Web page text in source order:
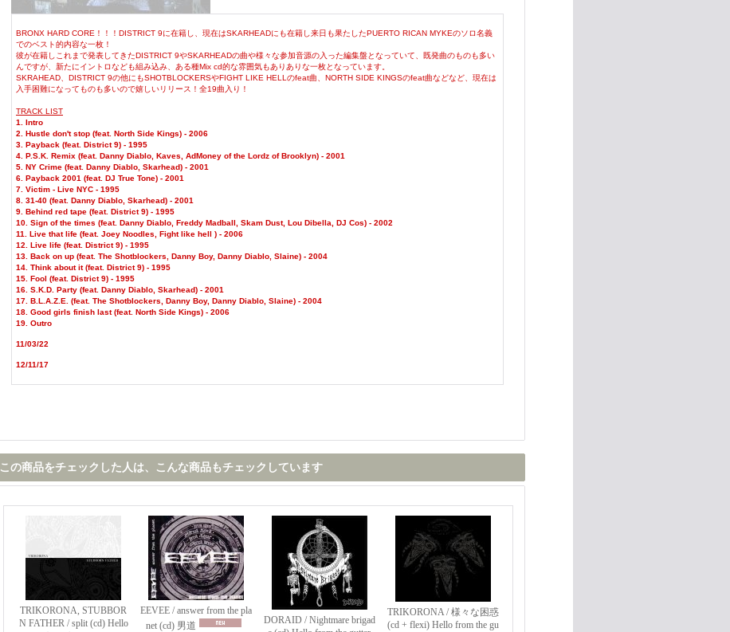
BRONX HARD CORE！！！DISTRICT 9に在籍し、現在はSKARHEADにも在籍し来日も果たしたPUERTO RICAN MYKEのソロ名義
でのベスト的内容な一枚！
彼が在籍しこれまで発表してきたDISTRICT 9やSKARHEADの曲や様々な参加音源の入った編集盤となっていて、既発曲のものも多い
んですが、新たにイントロなども組み込み、ある種Mix cd的な雰囲気もありありな一枚となっています。
SKRAHEAD、DISTRICT 9の他にもSHOTBLOCKERSやFIGHT LIKE HELLのfeat曲、NORTH SIDE KINGSのfeat曲などなど、現在は
入手困難になってものも多いので嬉しいリリース！全19曲入り！
TRACK LIST
1. Intro
2. Hustle don't stop (feat. North Side Kings) - 2006
3. Payback (feat. District 9) - 1995
4. P.S.K. Remix (feat. Danny Diablo, Kaves, AdMoney of the Lordz of Brooklyn) - 2001
5. NY Crime (feat. Danny Diablo, Skarhead) - 2001
6. Payback 2001 (feat. DJ True Tone) - 2001
7. Victim - Live NYC - 1995
8. 31-40 (feat. Danny Diablo, Skarhead) - 2001
9. Behind red tape (feat. District 9) - 1995
10. Sign of the times (feat. Danny Diablo, Freddy Madball, Skam Dust, Lou Dibella, DJ Cos) - 2002
11. Live that life (feat. Joey Noodles, Fight like hell ) - 2006
12. Live life (feat. District 9) - 1995
13. Back on up (feat. The Shotblockers, Danny Boy, Danny Diablo, Slaine) - 2004
14. Think about it (feat. District 9) - 1995
15. Fool (feat. District 9) - 1995
16. S.K.D. Party (feat. Danny Diablo, Skarhead) - 2001
17. B.L.A.Z.E. (feat. The Shotblockers, Danny Boy, Danny Diablo, Slaine) - 2004
18. Good girls finish last (feat. North Side Kings) - 2006
19. Outro
11/03/22
12/11/17
この商品をチェックした人は、こんな商品もチェックしています
TRIKORONA, STUBBOR
N FATHER / split (cd) Hello
EEVEE / answer from the pla
net (cd) 男道
DORAID / Nightmare brigad
TRIKORONA / 様々な困惑
(cd + flexi) Hello from the gu